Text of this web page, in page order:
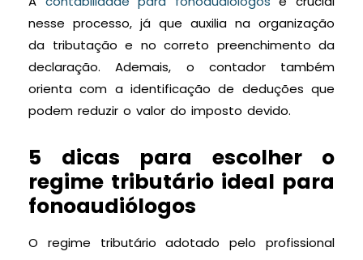
nesse processo, já que auxilia na organização
da tributação e no correto preenchimento da
declaração. Ademais, o contador também
orienta com a identificação de deduções que
podem reduzir o valor do imposto devido.
5 dicas para escolher o
regime tributário ideal para
fonoaudiólogos
O regime tributário adotado pelo profissional